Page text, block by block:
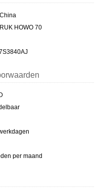
HOWO 70
per maand